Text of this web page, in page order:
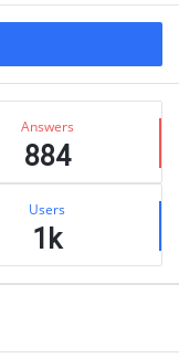
Answers
884
Users
1k